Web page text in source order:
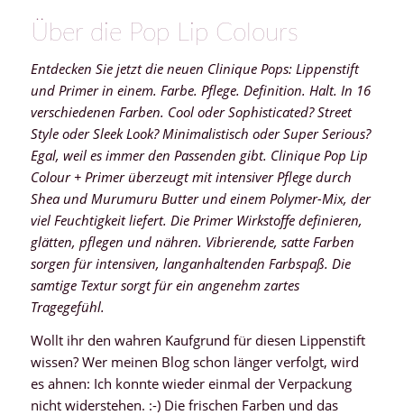
Über die Pop Lip Colours
Entdecken Sie jetzt die neuen Clinique Pops: Lippenstift
und Primer in einem. Farbe. Pflege. Definition. Halt. In 16
verschiedenen Farben. Cool oder Sophisticated? Street
Style oder Sleek Look? Minimalistisch oder Super Serious?
Egal, weil es immer den Passenden gibt. Clinique Pop Lip
Colour + Primer überzeugt mit intensiver Pflege durch
Shea und Murumuru Butter und einem Polymer-Mix, der
viel Feuchtigkeit liefert. Die Primer Wirkstoffe definieren,
glätten, pflegen und nähren. Vibrierende, satte Farben
sorgen für intensiven, langanhaltenden Farbspaß. Die
samtige Textur sorgt für ein angenehm zartes
Tragegefühl.
Wollt ihr den wahren Kaufgrund für diesen Lippenstift
wissen? Wer meinen Blog schon länger verfolgt, wird
es ahnen: Ich konnte wieder einmal der Verpackung
nicht widerstehen. :-) Die frischen Farben und das